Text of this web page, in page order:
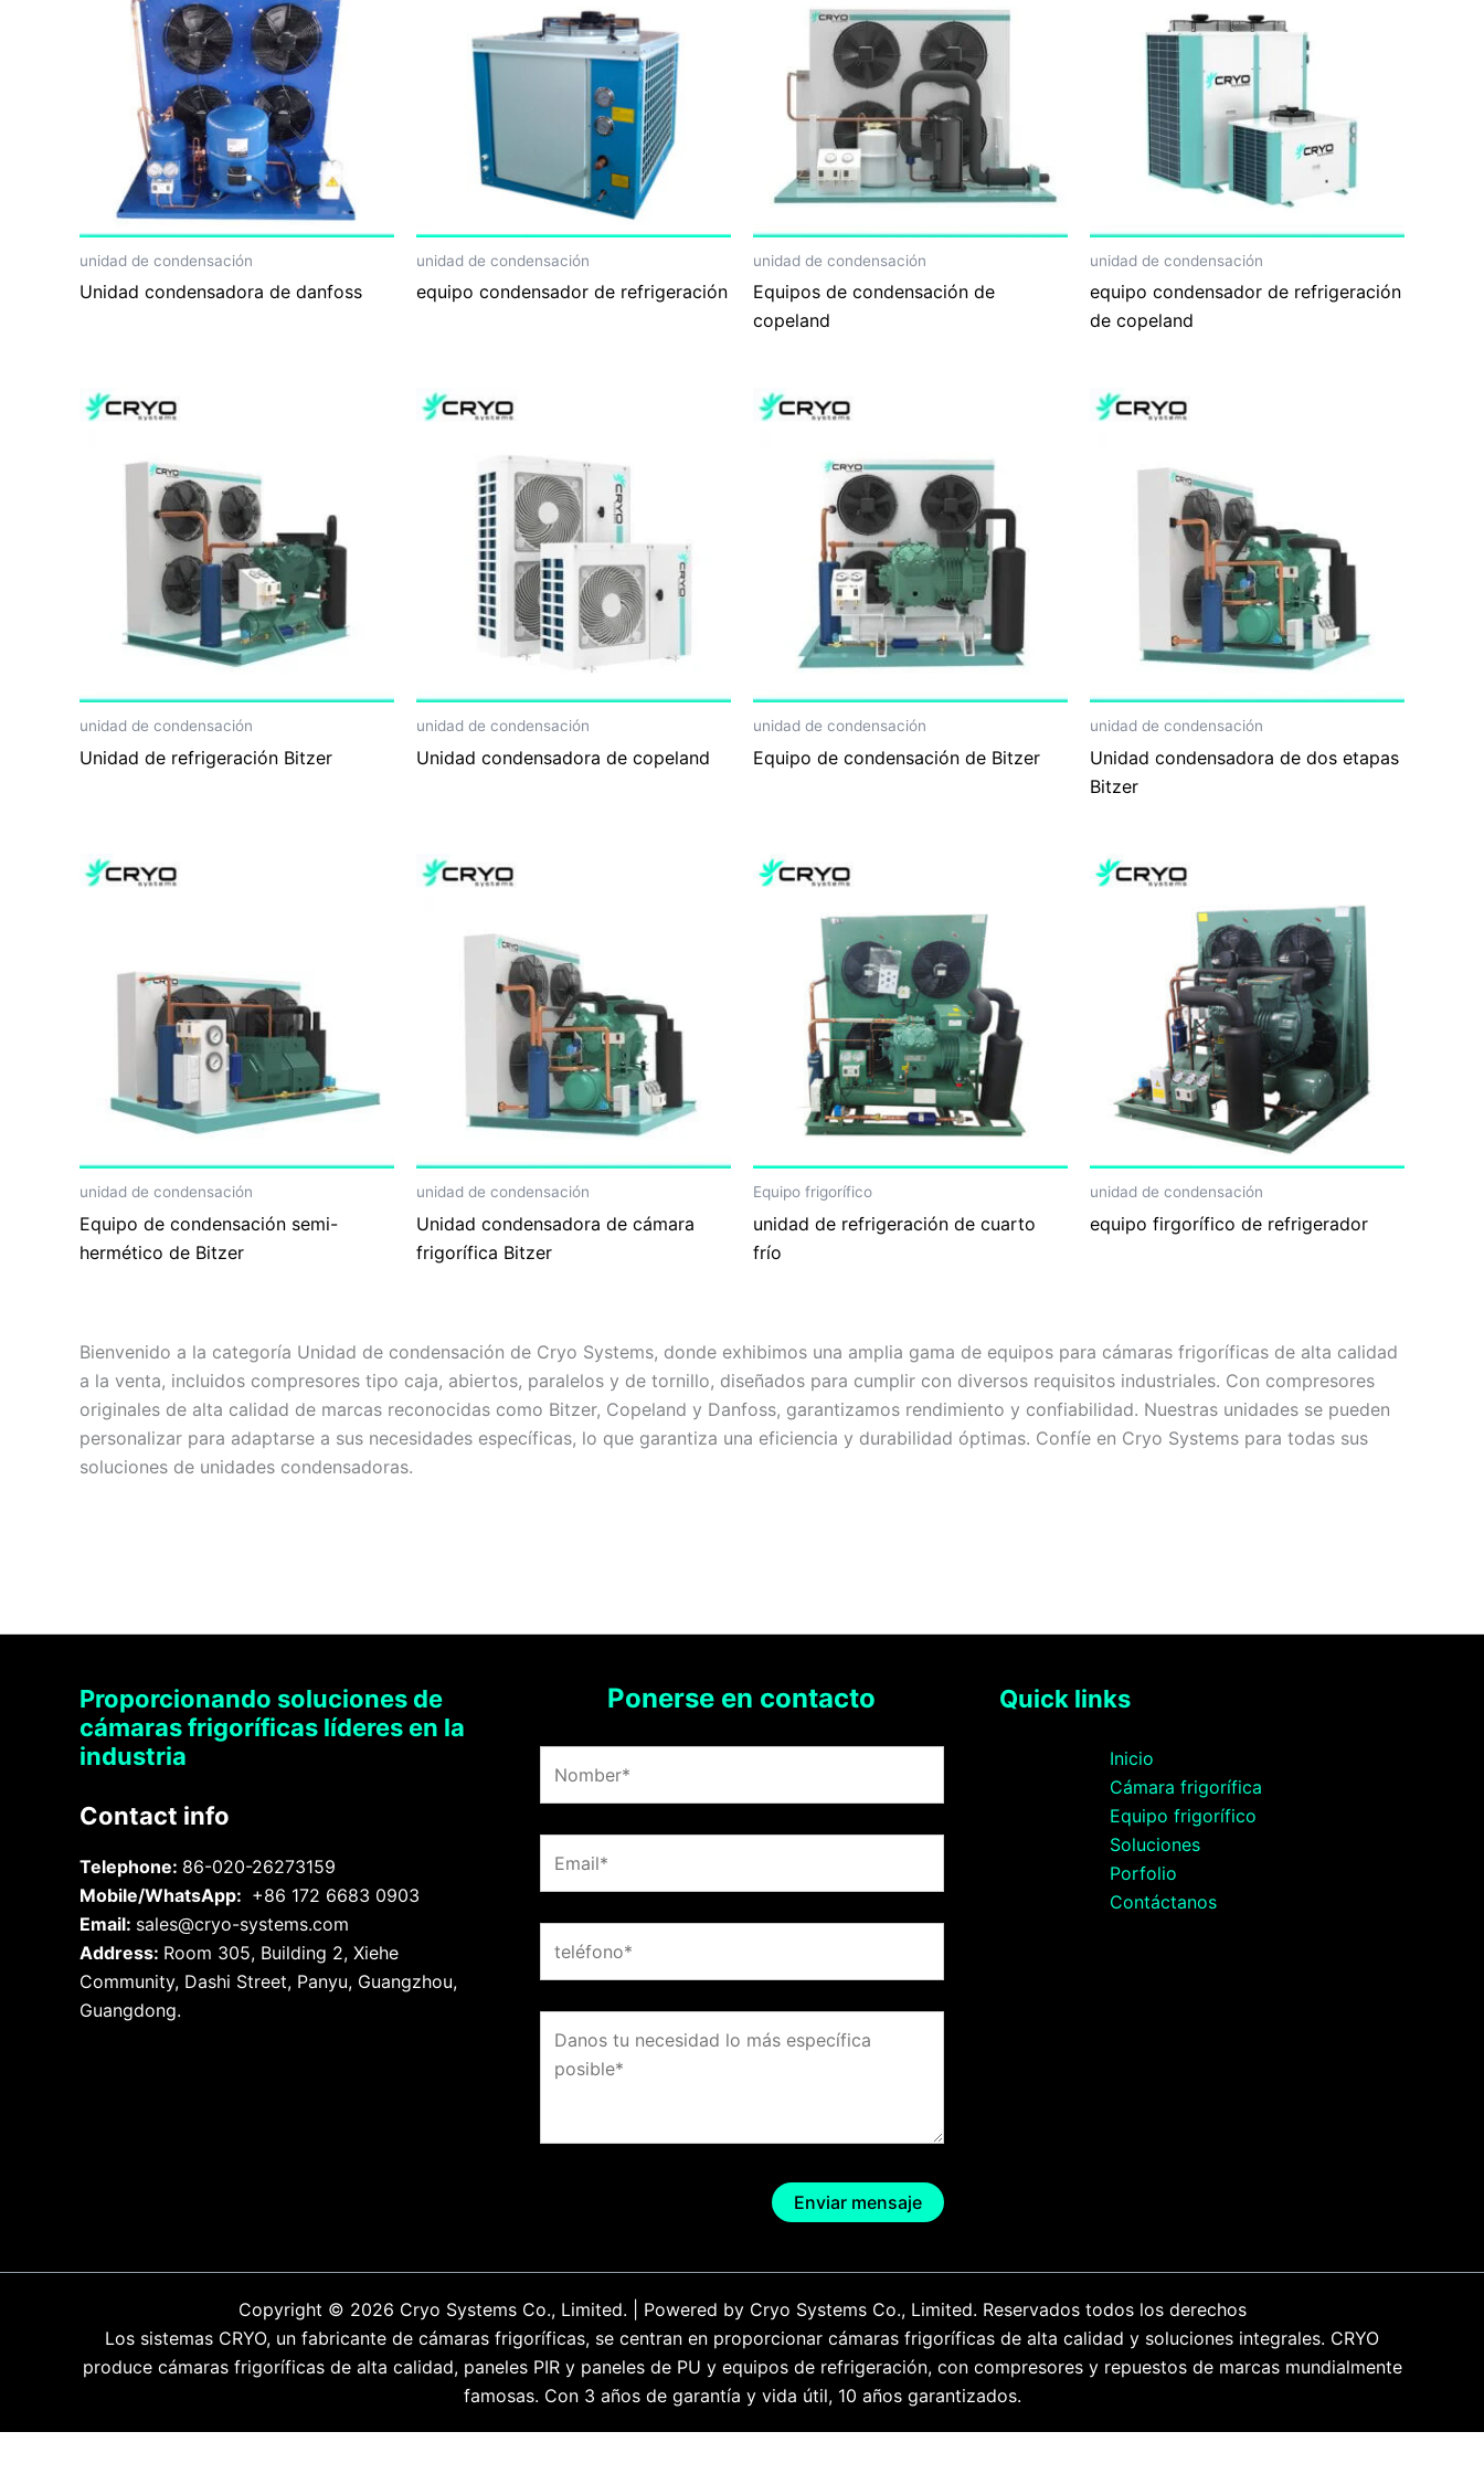
unidad de condensación
Unidad condensadora de danfoss
unidad de condensación
equipo condensador de refrigeración
unidad de condensación
Equipos de condensación de
copeland
unidad de condensación
equipo condensador de refrigeración
de copeland
unidad de condensación
Unidad de refrigeración Bitzer
unidad de condensación
Unidad condensadora de copeland
unidad de condensación
Equipo de condensación de Bitzer
unidad de condensación
Unidad condensadora de dos etapas
Bitzer
unidad de condensación
Equipo de condensación semi-
hermético de Bitzer
unidad de condensación
Unidad condensadora de cámara
frigorífica Bitzer
Equipo frigorífico
unidad de refrigeración de cuarto
frío
unidad de condensación
equipo firgorífico de refrigerador
Bienvenido a la categoría Unidad de condensación de Cryo Systems, donde exhibimos una amplia gama de equipos para cámaras frigoríficas de alta calidad
a la venta, incluidos compresores tipo caja, abiertos, paralelos y de tornillo, diseñados para cumplir con diversos requisitos industriales. Con compresores
originales de alta calidad de marcas reconocidas como Bitzer, Copeland y Danfoss, garantizamos rendimiento y confiabilidad. Nuestras unidades se pueden
personalizar para adaptarse a sus necesidades específicas, lo que garantiza una eficiencia y durabilidad óptimas. Confíe en Cryo Systems para todas sus
soluciones de unidades condensadoras.
Proporcionando soluciones de
cámaras frigoríficas líderes en la
industria
Contact info
Telephone: 86-020-26273159
Mobile/WhatsApp: +86 172 6683 0903
Email: sales@cryo-systems.com
Address: Room 305, Building 2, Xiehe
Community, Dashi Street, Panyu, Guangzhou,
Guangdong.
Ponerse en contacto Quick links
Inicio
Cámara frigorífica
Equipo frigorífico
Soluciones
Porfolio
Contáctanos
Copyright © 2026 Cryo Systems Co., Limited. | Powered by Cryo Systems Co., Limited. Reservados todos los derechos
Los sistemas CRYO, un fabricante de cámaras frigoríficas, se centran en proporcionar cámaras frigoríficas de alta calidad y soluciones integrales. CRYO
produce cámaras frigoríficas de alta calidad, paneles PIR y paneles de PU y equipos de refrigeración, con compresores y repuestos de marcas mundialmente
famosas. Con 3 años de garantía y vida útil, 10 años garantizados.